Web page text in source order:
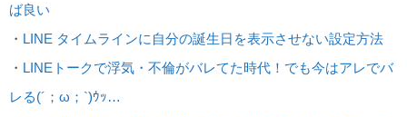
ば良い
・ LINE タイムラインに自分の誕生日を表示させない設定方法
・ LINEトークで浮気・不倫がバレてた時代！でも今はアレでバ
レる(´；ω；`)ｳｯ…